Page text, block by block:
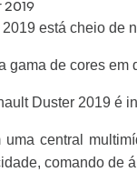
está cheio de
gama de cores
Duster 2019 é
central
comando de